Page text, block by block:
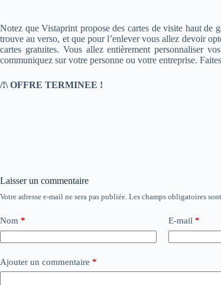
Notez que Vistaprint propose des cartes de visite haut de
trouve au verso, et que pour l’enlever vous allez devoir
cartes gratuites. Vous allez entièrement personnaliser
communiquez sur votre personne ou votre entreprise.
/!\ OFFRE TERMINEE !
Laisser un commentaire
Votre adresse e-mail ne sera pas publiée. Les champs obligatoires
Nom * E-mail *
Ajouter un commentaire *